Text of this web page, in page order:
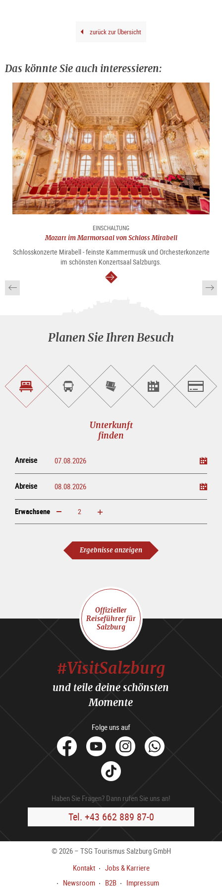
zurück zur Übersicht
Das könnte Sie auch interessieren:
EINSCHALTUNG
Mozart im Marmorsaal von Schloss Mirabell
Schlosskonzerte Mirabell - feinste Kammermusik und Orchesterkonzerte
im schönsten Konzertsaal Salzburgs.
weiter
Planen Sie Ihren Besuch
Unterkunft<br>findenSightseeing<br>Tour
buchen
Tickets
online<br>kaufen
Events<br>finden
Unterkunft
finden
Anreise
Abreise
Erwachsene erhöhen verringern
Ergebnisse anzeigen
Offizieller
Reiseführer für
Salzburg
#VisitSalzburg
und teile deine schönsten
Momente
Folge uns auf
facebook
YoutubeInstagram
Tik
Tok
Haben Sie Fragen? Dann rufen Sie uns an!
Tel. +43 662 889 87-0
© 2026 – TSG Tourismus Salzburg GmbH
Kontakt
Jobs & Karriere
Newsroom
B2B Impressum